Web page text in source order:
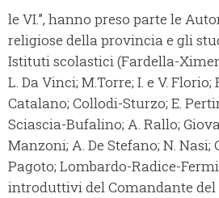
le VI.”, hanno preso parte le
religiose della provincia e gli
Istituti scolastici (Fardella-
L. Da Vinci; M.Torre; I. e V. Florio;
Catalano; Collodi-Sturzo; E.
Sciascia-Bufalino; A. Rallo;
Manzoni; A. De Stefano; N.
Pagoto; Lombardo-Radice-
introduttivi del Comandante del